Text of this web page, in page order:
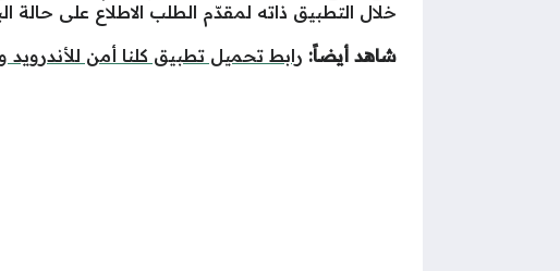
خلال التطبيق ذاته لمقدّم الطلب الاطلاع على حالة
شاهد أيضاً: رابط تحميل تطبيق كلنا أمن للأندرويد